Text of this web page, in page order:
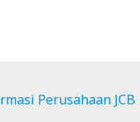
Perusahaan JCB